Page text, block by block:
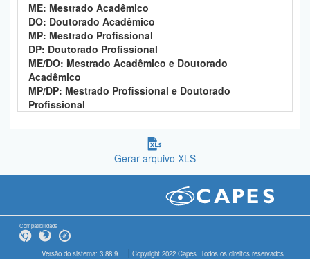
ME: Mestrado Acadêmico
DO: Doutorado Acadêmico
MP: Mestrado Profissional
DP: Doutorado Profissional
ME/DO: Mestrado Acadêmico e Doutorado
Acadêmico
MP/DP: Mestrado Profissional e Doutorado
Profissional
Gerar arquivo XLS
Compatibilidade
Versão do sistema: 3.88.9 Copyright 2022 Capes. Todos os direitos reservados.